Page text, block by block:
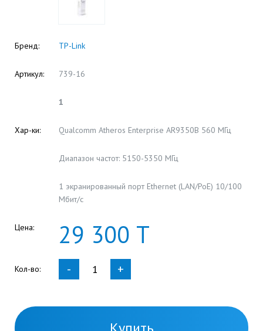
Бренд: TP-Link
Артикул: 739-16
1
Хар-ки: Qualcomm Atheros Enterprise AR9350B 560 МГц
Диапазон частот: 5150-5350 МГц
1 экранированный порт Ethernet (LAN/PoE) 10/100
Мбит/с
Цена: 29 300 Т
Кол-во: - +